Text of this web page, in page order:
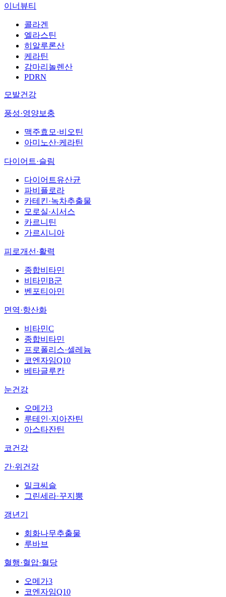
이너뷰티
콜라겐
엘라스틴
히알루론산
케라틴
감마리놀렌산
PDRN
모발건강
풍성·영양보충
맥주효모·비오틴
아미노산·케라틴
다이어트·슬림
다이어트유산균
파비플로라
카테킨·녹차추출물
모로실·시서스
카르니틴
가르시니아
피로개선·활력
종합비타민
비타민B군
벤포티아민
면역·항산화
비타민C
종합비타민
프로폴리스·셀레늄
코엔자임Q10
베타글루칸
눈건강
오메가3
루테인·지아잔틴
아스타잔틴
코건강
간·위건강
밀크씨슬
그린세라·꾸지뽕
갱년기
회화나무추출물
루바브
혈행·혈압·혈당
오메가3
코엔자임Q10